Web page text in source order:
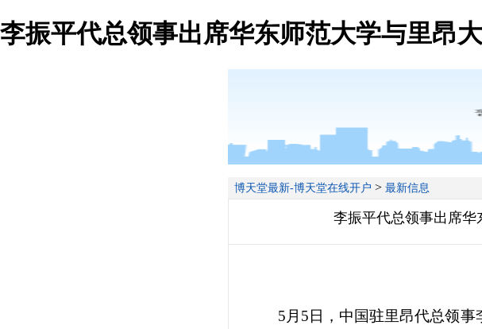
李振平代总领事出席华东师范大学与里昂
博天堂最新-博天堂在线开户 > 最新信息
李振平代总领事出席
5月5日，中国驻里昂代总领